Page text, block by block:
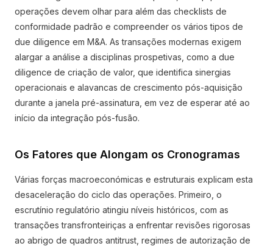
operações devem olhar para além das checklists de
conformidade padrão e compreender os vários tipos de
due diligence em M&A. As transações modernas exigem
alargar a análise a disciplinas prospetivas, como a due
diligence de criação de valor, que identifica sinergias
operacionais e alavancas de crescimento pós-aquisição
durante a janela pré-assinatura, em vez de esperar até ao
início da integração pós-fusão.
Os Fatores que Alongam os Cronogramas
Várias forças macroeconómicas e estruturais explicam esta
desaceleração do ciclo das operações. Primeiro, o
escrutínio regulatório atingiu níveis históricos, com as
transações transfronteiriças a enfrentar revisões rigorosas
ao abrigo de quadros antitrust, regimes de autorização de